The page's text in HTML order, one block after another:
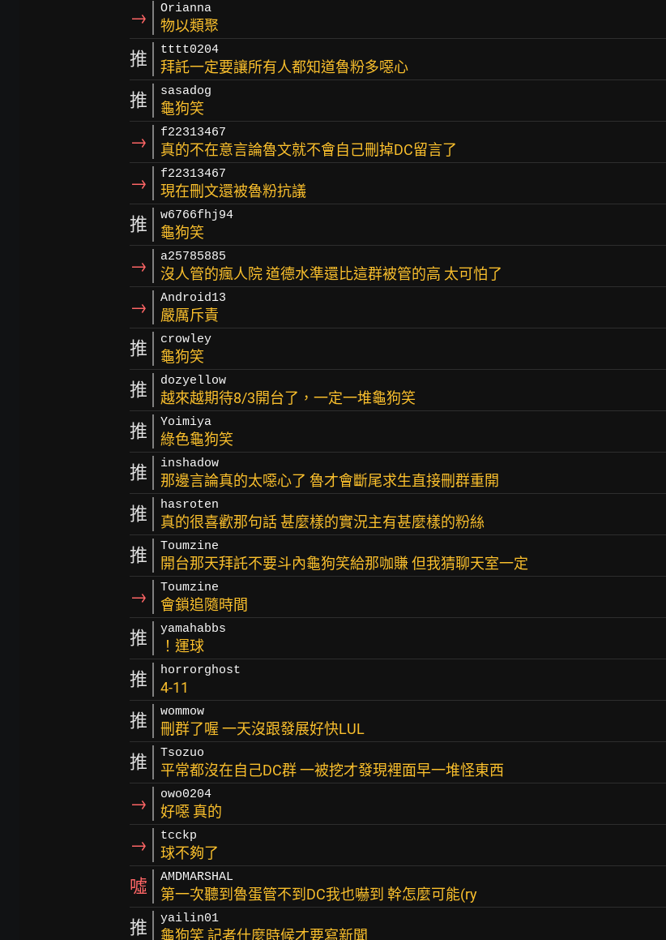
→ Orianna
物以類聚
推 tttt0204
拜託一定要讓所有人都知道魯粉多噁心
推 sasadog
龜狗笑
→ f22313467
真的不在意言論魯文就不會自己刪掉DC留言了
→ f22313467
現在刪文還被魯粉抗議
推 w6766fhj94
龜狗笑
→ a25785885
沒人管的瘋人院 道德水準還比這群被管的高 太可怕了
→ Android13
嚴厲斥責
推 crowley
龜狗笑
推 dozyellow
越來越期待8/3開台了，一定一堆龜狗笑
推 Yoimiya
綠色龜狗笑
推 inshadow
那邊言論真的太噁心了 魯才會斷尾求生直接刪群重開
推 hasroten
真的很喜歡那句話 甚麼樣的實況主有甚麼樣的粉絲
推 Toumzine
開台那天拜託不要斗內龜狗笑給那咖賺 但我猜聊天室一定
→ Toumzine
會鎖追隨時間
推 yamahabbs
！運球
推 horrorghost
4-11
推 wommow
刪群了喔 一天沒跟發展好快LUL
推 Tsozuo
平常都沒在自己DC群 一被挖才發現裡面早一堆怪東西
→ owo0204
好噁 真的
→ tcckp
球不夠了
噓 AMDMARSHAL
第一次聽到魯蛋管不到DC我也嚇到 幹怎麼可能(ry
推 yailin01
龜狗笑 記者什麼時候才要寫新聞